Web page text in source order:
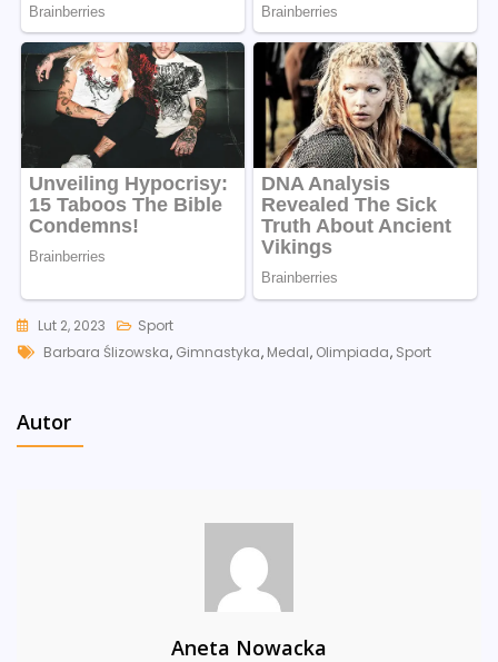
Lut 2, 2023
Sport
Tags
Barbara Ślizowska, Gimnastyka, Medal, Olimpiada, Sport
Autor
Aneta Nowacka